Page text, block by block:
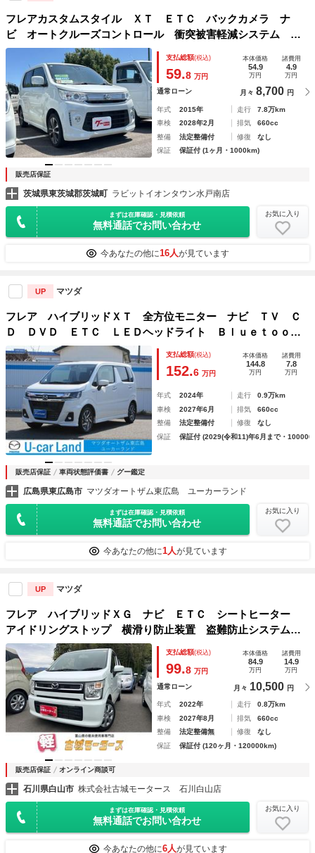
フレアカスタムスタイル ＸＴ ＥＴＣ バックカメラ ナ
ビ オートクルーズコントロール 衝突被害軽減システム オ
ートライト ＨＩＤ スマートキー アイドリングストップ
電動格納ミラー シートヒーター ベンチシート ＣＶＴ
支払総額(税込)
59.8 万円
本体価格
54.9
万円
諸費用
4.9
万円
通常ローン 月々 8,700 円
年式 2015年 走行
7.8万km
車検
2028年2月 排気
660cc
整備
法定整備付 修復
なし
保証
保証付 (1ヶ月・1000km)
販売店保証
茨城県東茨城郡茨城町 ラビットイオンタウン水戸南店
まずは在庫確認・見積依頼
無料通話でお問い合わせ
お気に入り
今あなたの他に16人が見ています
UP マツダ
フレア ハイブリッドＸＴ 全方位モニター ナビ ＴＶ Ｃ
Ｄ ＤＶＤ ＥＴＣ ＬＥＤヘッドライト Ｂｌｕｅｔｏｏｔ
ｈ接続 クルーズコントロール シートヒーター スマートキ
ー アルミホイール プッシュスタートシステム ｉｓｔｏｐ
支払総額(税込)
152.6 万円
本体価格
144.8
万円
諸費用
7.8
万円
年式 2024年 走行
0.9万km
車検
2027年6月 排気
660cc
整備
法定整備付 修復
なし
保証
保証付 (2029(令和11)年6月まで・
販売店保証 車両状態評価書 グー鑑定
広島県東広島市 マツダオートザム東広島 ユーカーランド
まずは在庫確認・見積依頼
無料通話でお問い合わせ
お気に入り
今あなたの他に1人が見ています
UP マツダ
フレア ハイブリッドＸＧ ナビ ＥＴＣ シートヒーター
アイドリングストップ 横滑り防止装置 盗難防止システム
オートエアコン オートライト キーレスエントリー 電動格
納ミラー パワーウィンドウ
支払総額(税込)
99.8 万円
本体価格
84.9
万円
諸費用
14.9
万円
通常ローン 月々 10,500 円
年式 2022年 走行
0.8万km
車検
2027年8月 排気
660cc
整備
法定整備無 修復
なし
保証
保証付 (120ヶ月・120000km)
販売店保証 オンライン商談可
石川県白山市 株式会社古城モータース 石川白山店
まずは在庫確認・見積依頼
無料通話でお問い合わせ
お気に入り
今あなたの他に6人が見ています